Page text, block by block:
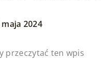
2024
przeczytać ten wpis